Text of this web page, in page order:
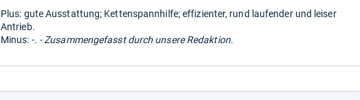
Plus: gute Ausstattung; Kettenspannhilfe; effizienter, rund laufender und leiser
Antrieb.
Minus: -. - Zusammengefasst durch unsere Redaktion.